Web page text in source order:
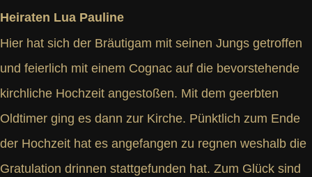
Heiraten Lua Pauline
Hier hat sich der Bräutigam mit seinen Jungs getroffen
und feierlich mit einem Cognac auf die bevorstehende
kirchliche Hochzeit angestoßen. Mit dem geerbten
Oldtimer ging es dann zur Kirche. Pünktlich zum Ende
der Hochzeit hat es angefangen zu regnen weshalb die
Gratulation drinnen stattgefunden hat. Zum Glück sind